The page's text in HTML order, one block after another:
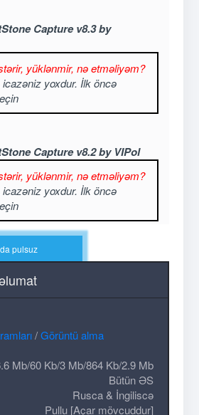
Capture v8.3 by
yüklənmir, nə etməliyəm?
icazəniz yoxdur. İlk öncə
Capture v8.2 by VIPol
yüklənmir, nə etməliyəm?
icazəniz yoxdur. İlk öncə
pulsuz
/Görüntü alma
Mb/60 Kb/3 Mb/864 Kb/2.9 Mb
Bütün ƏS
Rusca & İngiliscə
Pullu [Açar mövcuddur]